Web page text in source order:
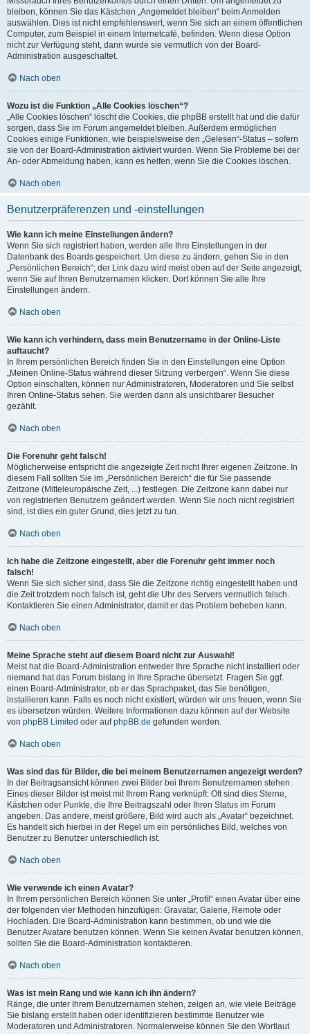
bleiben, können Sie das Kästchen „Angemeldet bleiben“ beim Anmelden
auswählen. Dies ist nicht empfehlenswert, wenn Sie sich an einem öffentlichen
Computer, zum Beispiel in einem Internetcafé, befinden. Wenn diese Option
nicht zur Verfügung steht, dann wurde sie vermutlich von der Board-
Administration ausgeschaltet.
Nach oben
Wozu ist die Funktion „Alle Cookies löschen“?
„Alle Cookies löschen“ löscht die Cookies, die phpBB erstellt hat und die dafür
sorgen, dass Sie im Forum angemeldet bleiben. Außerdem ermöglichen
Cookies einige Funktionen, wie beispielsweise den „Gelesen“-Status – sofern
sie von der Board-Administration aktiviert wurden. Wenn Sie Probleme bei der
An- oder Abmeldung haben, kann es helfen, wenn Sie die Cookies löschen.
Nach oben
Benutzerpräferenzen und -einstellungen
Wie kann ich meine Einstellungen ändern?
Wenn Sie sich registriert haben, werden alle Ihre Einstellungen in der
Datenbank des Boards gespeichert. Um diese zu ändern, gehen Sie in den
„Persönlichen Bereich“; der Link dazu wird meist oben auf der Seite angezeigt,
wenn Sie auf Ihren Benutzernamen klicken. Dort können Sie alle Ihre
Einstellungen ändern.
Nach oben
Wie kann ich verhindern, dass mein Benutzername in der Online-Liste
auftaucht?
In Ihrem persönlichen Bereich finden Sie in den Einstellungen eine Option
„Meinen Online-Status während dieser Sitzung verbergen“. Wenn Sie diese
Option einschalten, können nur Administratoren, Moderatoren und Sie selbst
Ihren Online-Status sehen. Sie werden dann als unsichtbarer Besucher
gezählt.
Nach oben
Die Forenuhr geht falsch!
Möglicherweise entspricht die angezeigte Zeit nicht Ihrer eigenen Zeitzone. In
diesem Fall sollten Sie im „Persönlichen Bereich“ die für Sie passende
Zeitzone (Mitteleuropäische Zeit, ...) festlegen. Die Zeitzone kann dabei nur
von registrierten Benutzern geändert werden. Wenn Sie noch nicht registriert
sind, ist dies ein guter Grund, dies jetzt zu tun.
Nach oben
Ich habe die Zeitzone eingestellt, aber die Forenuhr geht immer noch
falsch!
Wenn Sie sich sicher sind, dass Sie die Zeitzone richtig eingestellt haben und
die Zeit trotzdem noch falsch ist, geht die Uhr des Servers vermutlich falsch.
Kontaktieren Sie einen Administrator, damit er das Problem beheben kann.
Nach oben
Meine Sprache steht auf diesem Board nicht zur Auswahl!
Meist hat die Board-Administration entweder Ihre Sprache nicht installiert oder
niemand hat das Forum bislang in Ihre Sprache übersetzt. Fragen Sie ggf.
einen Board-Administrator, ob er das Sprachpaket, das Sie benötigen,
installieren kann. Falls es noch nicht existiert, würden wir uns freuen, wenn Sie
es übersetzen würden. Weitere Informationen dazu können auf der Website
von phpBB Limited oder aufphpBB.de gefunden werden.
Nach oben
Was sind das für Bilder, die bei meinem Benutzernamen angezeigt werden?
In der Beitragsansicht können zwei Bilder bei Ihrem Benutzernamen stehen.
Eines dieser Bilder ist meist mit Ihrem Rang verknüpft: Oft sind dies Sterne,
Kästchen oder Punkte, die Ihre Beitragszahl oder Ihren Status im Forum
angeben. Das andere, meist größere, Bild wird auch als „Avatar“ bezeichnet.
Es handelt sich hierbei in der Regel um ein persönliches Bild, welches von
Benutzer zu Benutzer unterschiedlich ist.
Nach oben
Wie verwende ich einen Avatar?
In Ihrem persönlichen Bereich können Sie unter „Profil“ einen Avatar über eine
der folgenden vier Methoden hinzufügen: Gravatar, Galerie, Remote oder
Hochladen. Die Board-Administration kann bestimmen, ob und wie die
Benutzer Avatare benutzen können. Wenn Sie keinen Avatar benutzen können,
sollten Sie die Board-Administration kontaktieren.
Nach oben
Was ist mein Rang und wie kann ich ihn ändern?
Ränge, die unter Ihrem Benutzernamen stehen, zeigen an, wie viele Beiträge
Sie bislang erstellt haben oder identifizieren bestimmte Benutzer wie
Moderatoren und Administratoren. Normalerweise können Sie den Wortlaut